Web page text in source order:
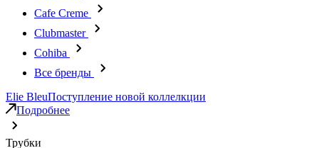
Cafe Creme
Clubmaster
Cohiba
Все бренды
Elie BleuПоступление новой коллелкции
Подробнее
Трубки